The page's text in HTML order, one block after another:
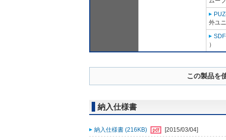
外ユ
）
この製品を
納入仕様書
納入仕様書 (216KB) [2015/03/04]